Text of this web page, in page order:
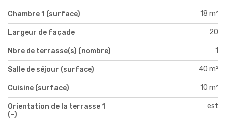
Chambre 1 (surface) 18 m²
Largeur de façade 20
Nbre de terrasse(s) (nombre) 1
Salle de séjour (surface) 40 m²
Cuisine (surface) 10 m²
Orientation de la terrasse 1
(-)
est